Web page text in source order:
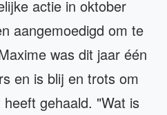
actie in oktober
aangemoedigd om te
was dit jaar één
en is blij en trots om
gehaald. "Wat is